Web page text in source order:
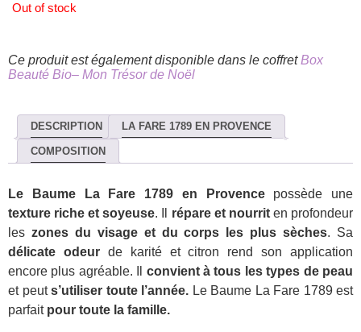
Out of stock
Ce produit est également disponible dans le coffretBox
Beauté Bio– Mon Trésor de Noël
DESCRIPTION LA FARE 1789 EN PROVENCE
COMPOSITION
Le Baume La Fare 1789 en Provencepossède une
texture riche et soyeuse. Il répare et nourriten profondeur
les zones du visage et du corps les plus sèches. Sa
délicate odeurde karité et citron rend son application
encore plus agréable. Il convient à tous les types de peau
et peuts’utiliser toute l’année. Le Baume La Fare 1789 est
parfait pour toute la famille.